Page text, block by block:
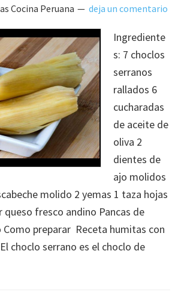
Cocina Peruana deja un comentario
Ingrediente
s: 7 choclos
serranos
rallados 6
cucharadas
de aceite de
oliva 2
dientes de
ajo molidos
molido 2 yemas 1 taza hojas
queso fresco andino Pancas de
Como preparar Receta humitas con
choclo serrano es el choclo de